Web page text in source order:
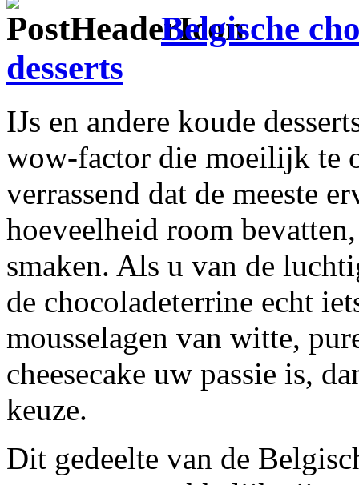
Belgische
desserts
IJs en andere koude
wow-factor die moeilijk te
verrassend dat de meeste
hoeveelheid room
smaken. Als u van de
de chocoladeterrine echt
mousselagen van witte,
cheesecake uw passie is,
keuze.
Dit gedeelte van de